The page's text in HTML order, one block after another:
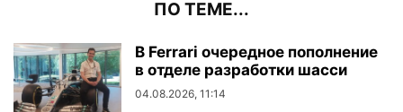
ПО ТЕМЕ...
В Ferrari очередное пополнение
в отделе разработки шасси
04.08.2026, 11:14